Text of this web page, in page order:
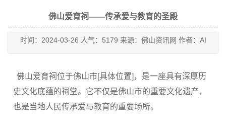
佛山爱育祠——传承爱与教育的圣殿
时间：2024-03-26 人气：5179 来源：佛山资讯网 作者：AI
佛山爱育祠位于佛山市[具体位置] ，是一座具有深厚历
史文化底蕴的祠堂。它不仅是佛山市的重要文化遗产，
也是当地人民传承爱与教育的重要场所。